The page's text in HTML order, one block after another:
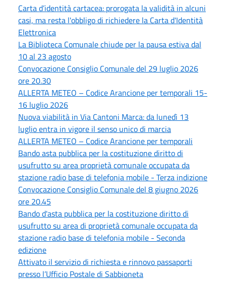
Carta d’identità cartacea: prorogata la validità in alcuni
casi, ma resta l'obbligo di richiedere la Carta d'Identità
Elettronica
La Biblioteca Comunale chiude per la pausa estiva dal
10 al 23 agosto
Convocazione Consiglio Comunale del 29 luglio 2026
ore 20.30
ALLERTA METEO – Codice Arancione per temporali 15-
16 luglio 2026
Nuova viabilità in Via Cantoni Marca: da lunedì 13
luglio entra in vigore il senso unico di marcia
ALLERTA METEO – Codice Arancione per temporali
Bando asta pubblica per la costituzione diritto di
usufrutto su area proprietà comunale occupata da
stazione radio base di telefonia mobile - Terza indizione
Convocazione Consiglio Comunale del 8 giugno 2026
ore 20.45
Bando d'asta pubblica per la costituzione diritto di
usufrutto su area di proprietà comunale occupata da
stazione radio base di telefonia mobile - Seconda
edizione
Attivato il servizio di richiesta e rinnovo passaporti
presso l’Ufficio Postale di Sabbioneta